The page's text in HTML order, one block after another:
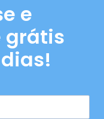
e
grátis